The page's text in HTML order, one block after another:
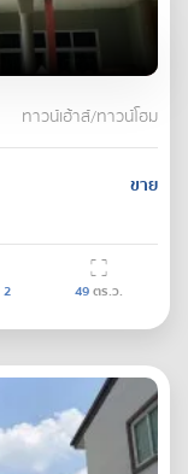
ทาวน์เฮ้าส์/ทาวน์โฮม
ขาย
2 49ตร.ว.